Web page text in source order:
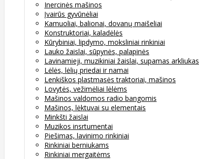
Inercinės mašinos
Įvairūs gyvūnėliai
Kamuoliai, balionai, dovanų maišeliai
Konstruktoriai, kaladėlės
Kūrybiniai, lipdymo, moksliniai rinkiniai
Lauko žaislai, sūpynės, palapinės
Lavinamieji, muzikiniai žaislai, supamas arkliukas
Lėlės, lėlių priedai ir namai
Lenkiškos plastmasės traktoriai, mašinos
Lovytės, vežimėliai lėlėms
Mašinos valdomos radio bangomis
Mašinos, lėktuvai su elementais
Minkšti žaislai
Muzikos insrtumentai
Piešimas, lavinimo rinkiniai
Rinkiniai berniukams
Rinkiniai mergaitėms